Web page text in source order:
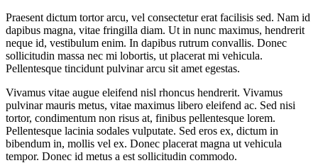
Praesent dictum tortor arcu, vel consectetur erat facilisis sed. Nam id
dapibus magna, vitae fringilla diam. Ut in nunc maximus, hendrerit
neque id, vestibulum enim. In dapibus rutrum convallis. Donec
sollicitudin massa nec mi lobortis, ut placerat mi vehicula.
Pellentesque tincidunt pulvinar arcu sit amet egestas.
Vivamus vitae augue eleifend nisl rhoncus hendrerit. Vivamus
pulvinar mauris metus, vitae maximus libero eleifend ac. Sed nisi
tortor, condimentum non risus at, finibus pellentesque lorem.
Pellentesque lacinia sodales vulputate. Sed eros ex, dictum in
bibendum in, mollis vel ex. Donec placerat magna ut vehicula
tempor. Donec id metus a est sollicitudin commodo.